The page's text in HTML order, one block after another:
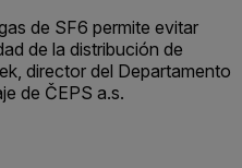
de SF6 permite evitar
de la distribución de
director del Departamento
de ČEPS a.s.